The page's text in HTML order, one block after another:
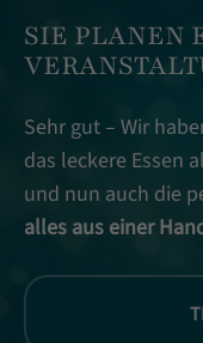
SIE PLANEN
Sehr gut – Wir
das leckere Essen
und nun auch die
alles aus einer